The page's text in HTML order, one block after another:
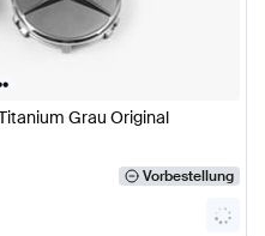
•
Grau Original
Vorbestellung